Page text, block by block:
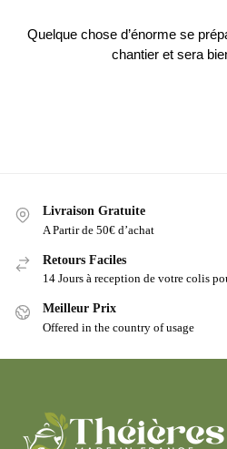
Quelque chose d’énorme se
chantier et sera
Livraison Gratuite
A Partir de 50€ d’achat
Retours Faciles
14 Jours à reception de votre colis
Meilleur Prix
Offered in the country of usage